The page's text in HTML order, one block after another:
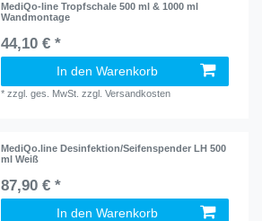
MediQo-line Tropfschale 500 ml & 1000 ml
Wandmontage
44,10 € *
In den Warenkorb
*zzgl. ges. MwSt. zzgl.Versandkosten
MediQo.line Desinfektion/Seifenspender LH 500
ml Weiß
87,90 € *
In den Warenkorb